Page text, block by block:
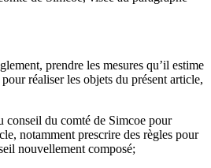
prendre les mesures qu’il estime
réaliser les objets du présent article,
du comté de Simcoe pour
notamment prescrire des règles pour
nouvellement composé;